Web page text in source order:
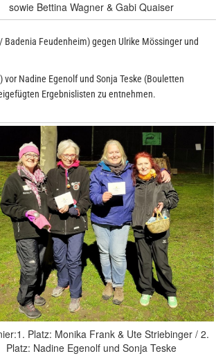
sowie Bettina Wagner & Gabi Quaiser
Feudenheim) gegen Ulrike Mössinger und
Nadine Egenolf und Sonja Teske (Bouletten
Ergebnislisten zu entnehmen.
Platz: Monika Frank & Ute Striebinger / 2.
Platz: Nadine Egenolf und Sonja Teske